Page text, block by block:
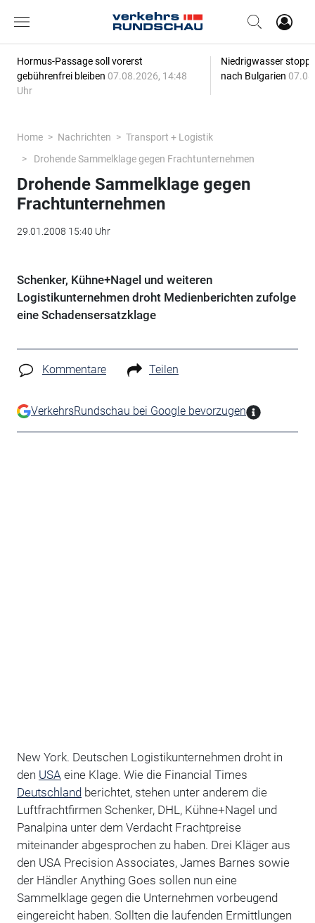
Hormus-Passage soll vorerst
gebührenfrei bleiben 07.08.2026, 14:48
Uhr
Niedrigwasser
nach Bulgarien
Home Nachrichten
Transport + Logistik
Drohende Sammelklage gegen Frachtunternehmen
Drohende Sammelklage gegen
Frachtunternehmen
29.01.2008 15:40 Uhr
Schenker, Kühne+Nagel und weiteren
Logistikunternehmen droht Medienberichten zufolge
eine Schadensersatzklage
Kommentare Teilen
VerkehrsRundschau bei Google bevorzugen
New York. Deutschen Logistikunternehmen droht in
den USA eine Klage. Wie die Financial Times
Deutschlandberichtet, stehen unter anderem die
Luftfrachtfirmen Schenker, DHL, Kühne+Nagel und
Panalpina unter dem Verdacht Frachtpreise
miteinander abgesprochen zu haben. Drei Kläger aus
den USA Precision Associates, James Barnes sowie
der Händler Anything Goes sollen nun eine
Sammelklage gegen die Unternehmen vorbeugend
eingereicht haben. Sollten die laufenden Ermittlungen